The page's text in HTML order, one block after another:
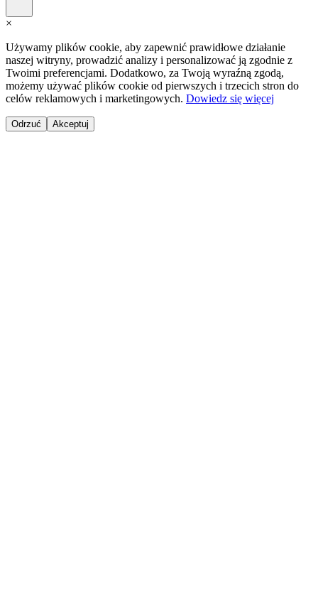
×
Używamy plików cookie, aby zapewnić prawidłowe działanie
naszej witryny, prowadzić analizy i personalizować ją zgodnie z
Twoimi preferencjami. Dodatkowo, za Twoją wyraźną zgodą,
możemy używać plików cookie od pierwszych i trzecich stron do
celów reklamowych i marketingowych. Dowiedz się więcej
Odrzuć Akceptuj